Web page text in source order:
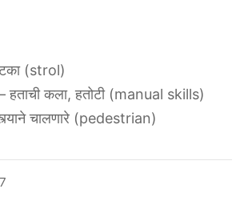
(strol)
हताची कला, हतोटी (manual skills)
चालणारे (pedestrian)